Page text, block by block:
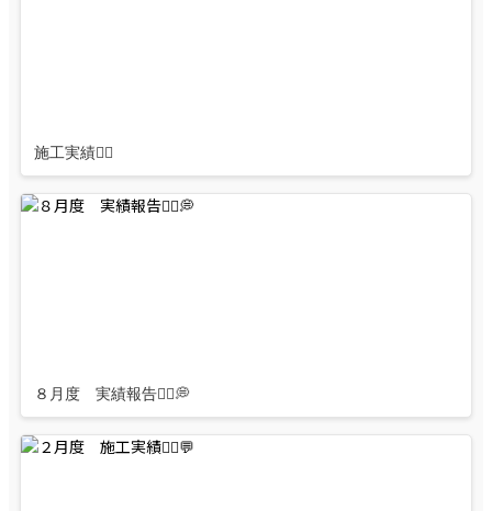
施工実績👷‍♂️
８月度 実績報告👷‍♂️💭